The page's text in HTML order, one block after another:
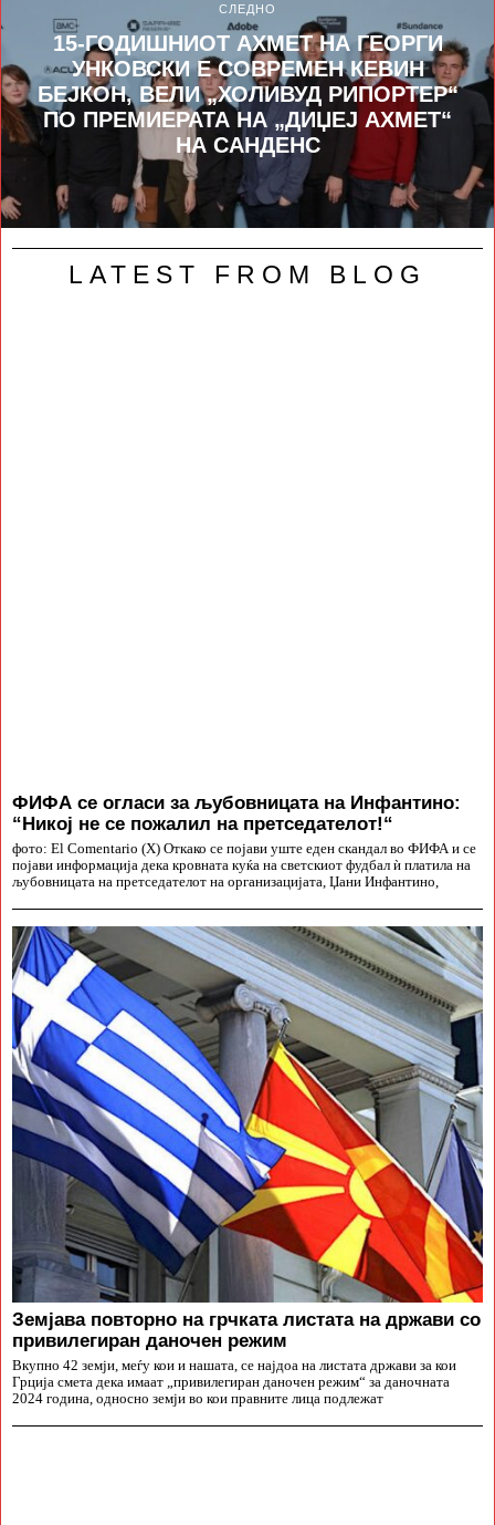
СЛЕДНО
15-ГОДИШНИОТ АХМЕТ НА ГЕОРГИ
УНКОВСКИ Е СОВРЕМЕН КЕВИН
БЕЈКОН, ВЕЛИ „ХОЛИВУД РИПОРТЕР“
ПО ПРЕМИЕРАТА НА „ДИЏЕЈ АХМЕТ“
НА САНДЕНС
LATEST FROM BLOG
ФИФА се огласи за љубовницата на Инфантино:
“Никој не се пожалил на претседателот!“
фото: El Comentario (X) Откако се појави уште еден скандал во ФИФА и се
појави информација дека кровната куќа на светскиот фудбал ѝ платила на
љубовницата на претседателот на организацијата, Џани Инфантино,
Земјава повторно на грчката листата на држави со
привилегиран даночен режим
Вкупно 42 земји, меѓу кои и нашата, се најдоа на листата држави за кои
Грција смета дека имаат „привилегиран даночен режим“ за даночната
2024 година, односно земји во кои правните лица подлежат